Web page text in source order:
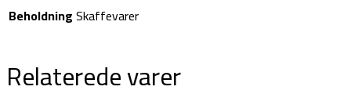
BeholdningSkaffevarer
Relaterede varer